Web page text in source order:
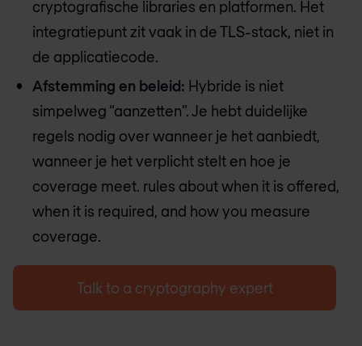
cryptografische libraries en platformen. Het
integratiepunt zit vaak in de TLS-stack, niet in
de applicatiecode.
Afstemming en beleid: Hybride is niet
simpelweg “aanzetten”. Je hebt duidelijke
regels nodig over wanneer je het aanbiedt,
wanneer je het verplicht stelt en hoe je
coverage meet. rules about when it is offered,
when it is required, and how you measure
coverage.
Talk to a cryptography expert